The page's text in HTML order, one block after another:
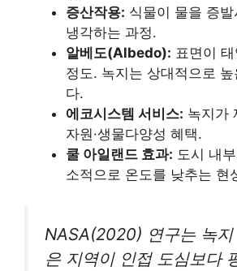
증산작용: 식물이 물을 증
냉각하는 과정.
알베도(Albedo): 표면이
정도. 녹지는 상대적으로
다.
에코시스템 서비스: 녹지가
자원·생물다양성 혜택.
쿨 아일랜드 효과: 도시 내
소적으로 온도를 낮추는 현
NASA(2020) 연구는 녹지
은 지역이 인접 도심보다